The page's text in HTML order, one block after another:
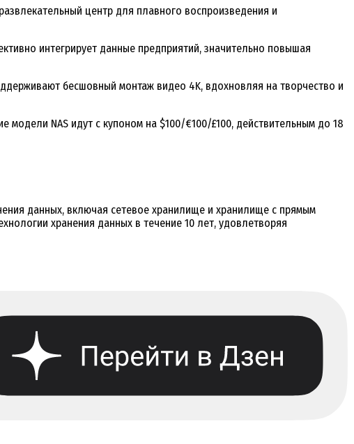
центр для плавного воспроизведения и
интегрирует данные предприятий, значительно повышая
бесшовный монтаж видео 4K, вдохновляя на творчество и
модели NAS идут с купоном на $100/€100/£100, действительным до 18
данных, включая сетевое хранилище и хранилище с прямым
хранения данных в течение 10 лет, удовлетворяя